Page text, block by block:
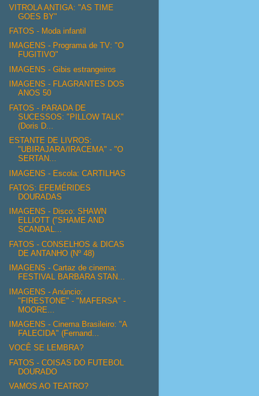
VITROLA ANTIGA: "AS TIME
GOES BY"
FATOS - Moda infantil
IMAGENS - Programa de TV: "O
FUGITIVO"
IMAGENS - Gibis estrangeiros
IMAGENS - FLAGRANTES DOS
ANOS 50
FATOS - PARADA DE
SUCESSOS: "PILLOW TALK"
(Doris D...
ESTANTE DE LIVROS:
"UBIRAJARA/IRACEMA" - "O
SERTAN...
IMAGENS - Escola: CARTILHAS
FATOS: EFEMÉRIDES
DOURADAS
IMAGENS - Disco: SHAWN
ELLIOTT ("SHAME AND
SCANDAL...
FATOS - CONSELHOS & DICAS
DE ANTANHO (Nº 48)
IMAGENS - Cartaz de cinema:
FESTIVAL BARBARA STAN...
IMAGENS - Anúncio:
"FIRESTONE" - "MAFERSA" -
MOORE...
IMAGENS - Cinema Brasileiro: "A
FALECIDA" (Fernand...
VOCÊ SE LEMBRA?
FATOS - COISAS DO FUTEBOL
DOURADO
VAMOS AO TEATRO?